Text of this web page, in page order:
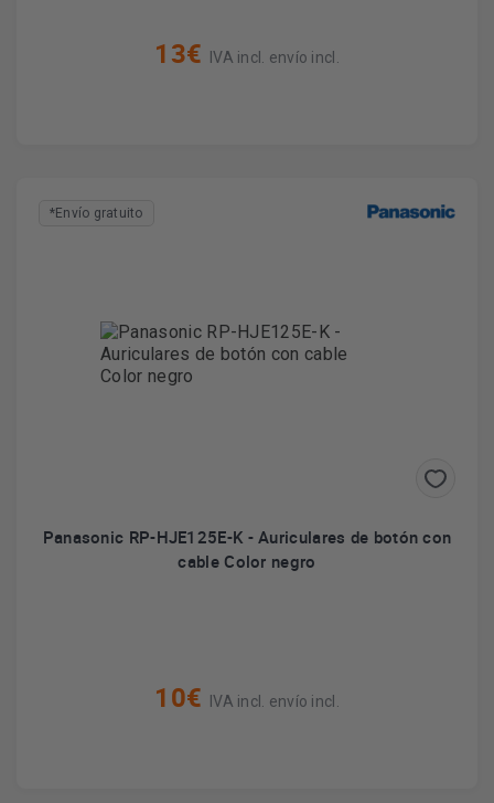
13€ IVA incl. envío incl.
*Envío gratuito
Panasonic RP-HJE125E-K - Auriculares de botón con
cable Color negro
10€ IVA incl. envío incl.